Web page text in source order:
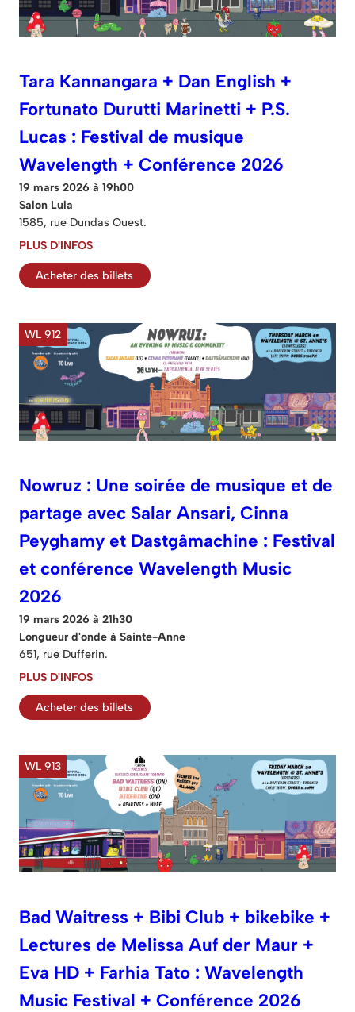
Tara Kannangara + Dan English +
Fortunato Durutti Marinetti + P.S.
Lucas : Festival de musique
Wavelength + Conférence 2026
19 mars 2026 à 19h00
Salon Lula
1585, rue Dundas Ouest.
PLUS D'INFOS
Acheter des billets
WL 912
Nowruz : Une soirée de musique et de
partage avec Salar Ansari, Cinna
Peyghamy et Dastgâmachine : Festival
et conférence Wavelength Music
2026
19 mars 2026 à 21h30
Longueur d'onde à Sainte-Anne
651, rue Dufferin.
PLUS D'INFOS
Acheter des billets
WL 913
Bad Waitress + Bibi Club + bikebike +
Lectures de Melissa Auf der Maur +
Eva HD + Farhia Tato : Wavelength
Music Festival + Conférence 2026